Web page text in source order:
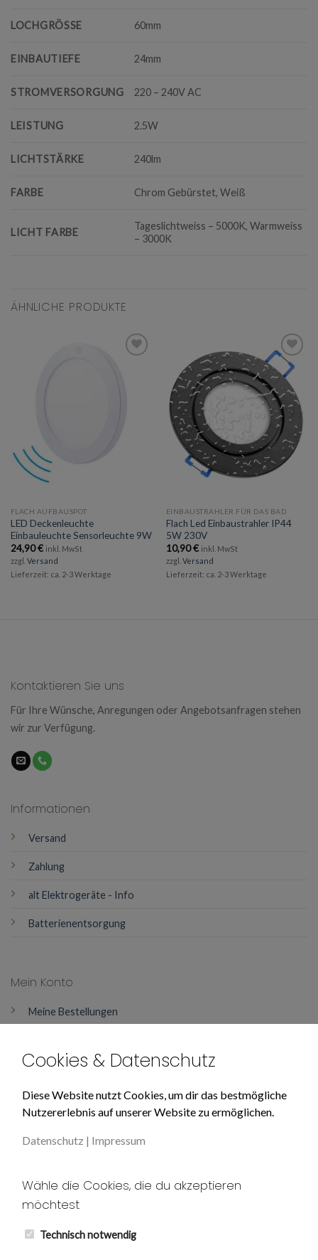
LOCHGRÖSSE 60mm
EINBAUTIEFE 24mm
STROMVERSORGUNG 220 – 240V AC
LEISTUNG 2.5W
LICHTSTÄRKE 240lm
FARBE Chrom Gebürstet, Weiß
LICHT FARBE
Tageslichtweiss – 5000K, Warmweiss
– 3000K
ÄHNLICHE PRODUKTE
FLACH AUFBAUSPOT
LED Deckenleuchte
Einbauleuchte Sensorleuchte 9W
24,90€ inkl. MwSt
zzgl. Versand
Lieferzeit: ca. 2-3 Werktage
Add to
wishlist
EINBAUSTRAHLER FÜR DAS BAD
Flach Led Einbaustrahler IP44
5W 230V
10,90€ inkl. MwSt
zzgl. Versand
Lieferzeit: ca. 2-3 Werktage
Kontaktieren Sie uns
Für Ihre Wünsche, Anregungen oder Angebotsanfragen stehen
wir zur Verfügung.
Mein Konto
Meine Bestellungen
Über Uns
Impressum
Datenschutz
Widerruf
Kontakt
Informationen
Versand
Zahlung
alt Elektrogeräte - Info
Batterienentsorgung
Cookies & Datenschutz
Diese Website nutzt Cookies, um dir das bestmögliche
Nutzererlebnis auf unserer Website zu ermöglichen.
Datenschutz | Impressum
Wähle die Cookies, die du akzeptieren
möchtest
Technisch notwendig